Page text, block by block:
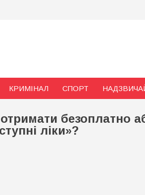
КРИМІНАЛ СПОРТ
безоплатно
ліки»?